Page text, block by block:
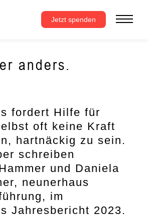
Jetzt spenden
anders.
fordert Hilfe für
oft keine Kraft
hartnäckig zu sein.
schreiben
und Daniela
neunerhaus
im
Jahresbericht 2023.